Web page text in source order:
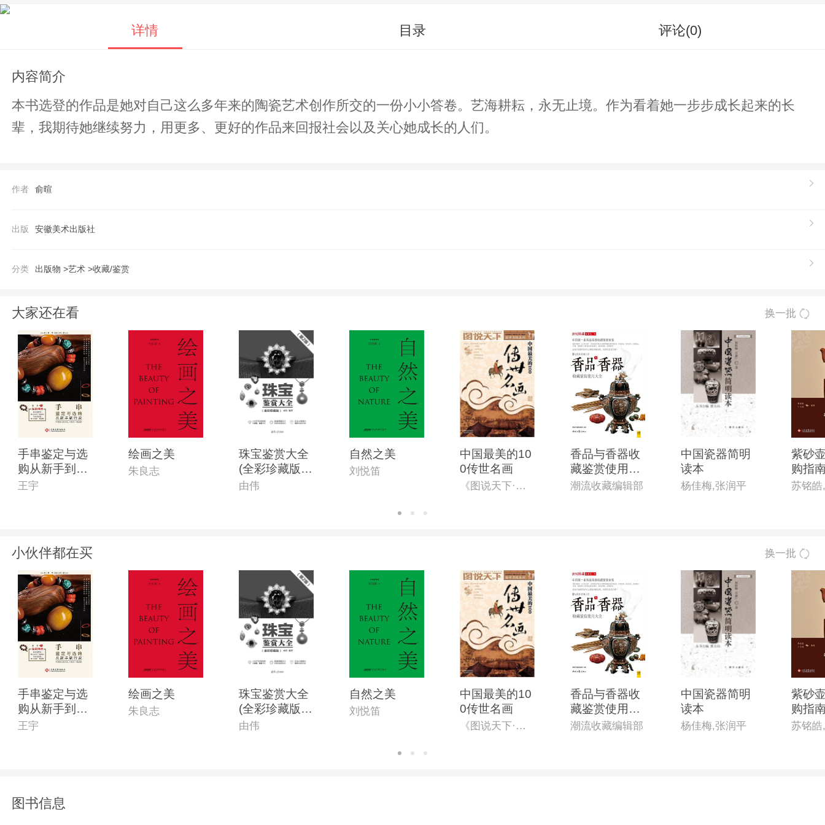
详情 目录 评论(0)
内容简介
本书选登的作品是她对自己这么多年来的陶瓷艺术创作所交的一份小小答卷。艺海耕耘，永无止境。作为看着她一步步成长起来的长
辈，我期待她继续努力，用更多、更好的作品来回报社会以及关心她成长的人们。
作者 俞暄
出版 安徽美术出版社
分类 出版物 >艺术 >收藏/鉴赏
大家还在看 换一批
手串鉴定与选
购从新手到行
家
王宇
绘画之美
朱良志
珠宝鉴赏大全
(全彩珍藏版)
(第2版)
由伟
自然之美
刘悦笛
中国最美的10
0传世名画
《图说天下·国学书院系列》编委会
香品与香器收
藏鉴赏使用大
全
潮流收藏编辑部
中国瓷器简明
读本
杨佳梅,张润平
紫砂
购指
苏铭
小伙伴都在买 换一批
手串鉴定与选
购从新手到行
家
王宇
绘画之美
朱良志
珠宝鉴赏大全
(全彩珍藏版)
(第2版)
由伟
自然之美
刘悦笛
中国最美的10
0传世名画
《图说天下·国学书院系列》编委会
香品与香器收
藏鉴赏使用大
全
潮流收藏编辑部
中国瓷器简明
读本
杨佳梅,张润平
紫砂
购指
苏铭
图书信息